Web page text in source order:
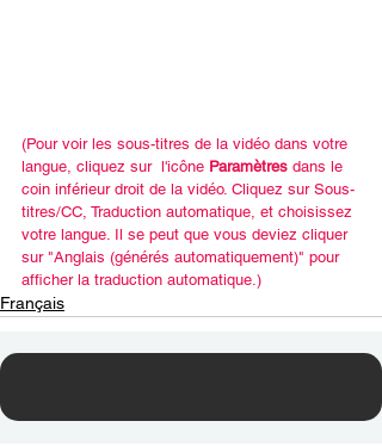
(Pour voir les sous-titres de la vidéo dans votre
langue, cliquez sur  l'icône Paramètres dans le
coin inférieur droit de la vidéo. Cliquez sur Sous-
titres/CC, Traduction automatique, et choisissez
votre langue. Il se peut que vous deviez cliquer
sur "Anglais (générés automatiquement)" pour
afficher la traduction automatique.)
Français